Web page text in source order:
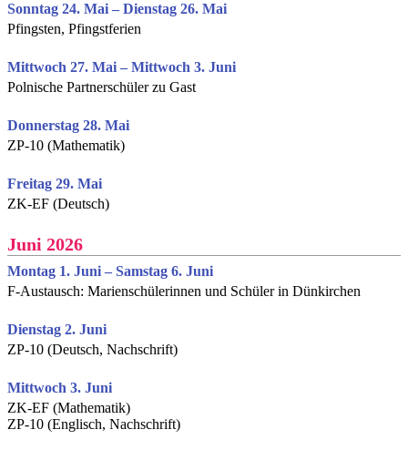
Sonntag 24. Mai – Dienstag 26. Mai
Pfingsten, Pfingstferien
Mittwoch 27. Mai – Mittwoch 3. Juni
Polnische Partnerschüler zu Gast
Donnerstag 28. Mai
ZP-10 (Mathematik)
Freitag 29. Mai
ZK-EF (Deutsch)
Juni 2026
Montag 1. Juni – Samstag 6. Juni
F-Austausch: Marienschülerinnen und Schüler in Dünkirchen
Dienstag 2. Juni
ZP-10 (Deutsch, Nachschrift)
Mittwoch 3. Juni
ZK-EF (Mathematik)
ZP-10 (Englisch, Nachschrift)